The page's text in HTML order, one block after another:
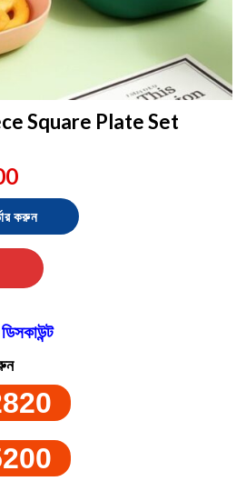
Square Plate Set
Plate Set quantity
করুন